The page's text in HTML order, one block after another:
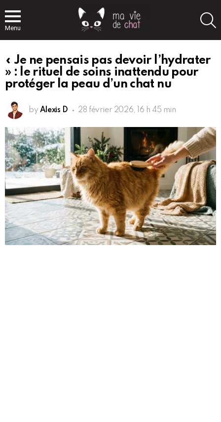
Menu
« Je ne pensais pas devoir l’hydrater
» : le rituel de soins inattendu pour
protéger la peau d’un chat nu
by Alexis D 28 février 2026, 16 h 45 min